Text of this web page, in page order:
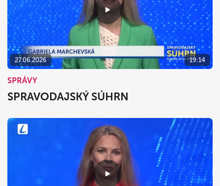
27.06.2026 19:14
SPRÁVY
SPRAVODAJSKÝ SÚHRN